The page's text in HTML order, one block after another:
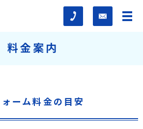
料金案内
ォーム料金の目安